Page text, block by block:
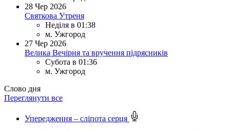
28 Чер 2026
Святкова Утреня
Неділя в 01:38
м. Ужгород
27 Чер 2026
Велика Вечірня та вручення підрясників
Субота в 01:36
м. Ужгород
Слово дня
Переглянути все
Упередження – сліпота серця